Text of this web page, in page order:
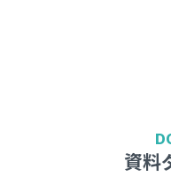
資料